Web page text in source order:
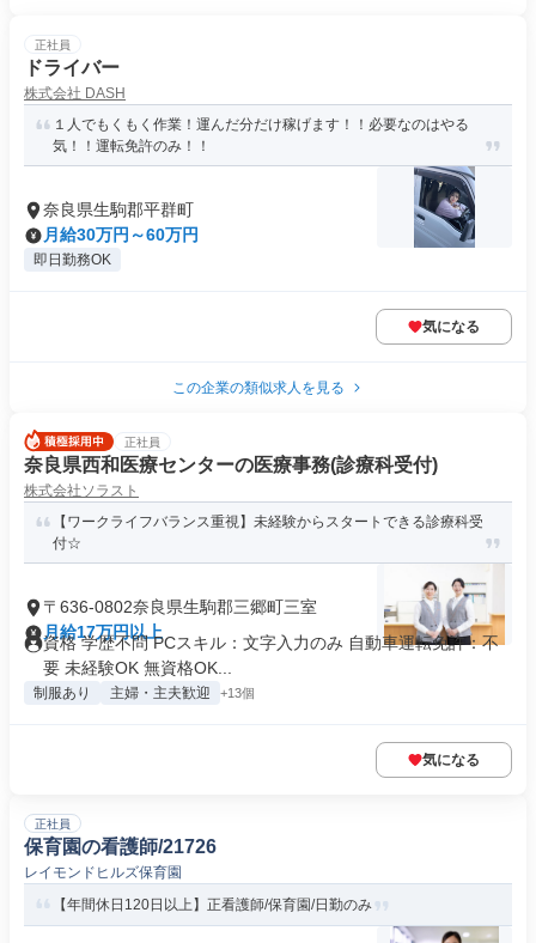
正社員
ドライバー
株式会社 DASH
１人でもくもく作業！運んだ分だけ稼げます！！必要なのはやる
気！！運転免許のみ！！
奈良県生駒郡平群町
月給30万円～60万円
即日勤務OK
気になる
この企業の類似求人を見る
正社員
奈良県西和医療センターの医療事務(診療科受付)
株式会社ソラスト
【ワークライフバランス重視】未経験からスタートできる診療科受
付☆
〒636-0802奈良県生駒郡三郷町三室
月給17万円以上
資格 学歴不問 PCスキル：文字入力のみ 自動車運転免許：不
要 未経験OK 無資格OK...
制服あり 主婦・主夫歓迎 +13個
気になる
正社員
保育園の看護師/21726
レイモンドヒルズ保育園
【年間休日120日以上】正看護師/保育園/日勤のみ